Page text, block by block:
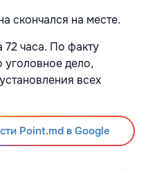
скончался на месте.
часа. По факту
дело,
всех
Point.md в Google